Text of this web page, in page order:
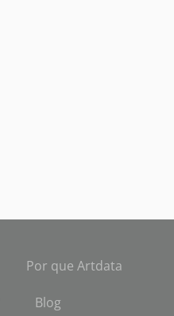
Por que Artdata
Blog